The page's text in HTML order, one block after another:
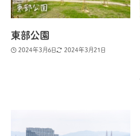
東部公園
2024年3月6日 2024年3月21日